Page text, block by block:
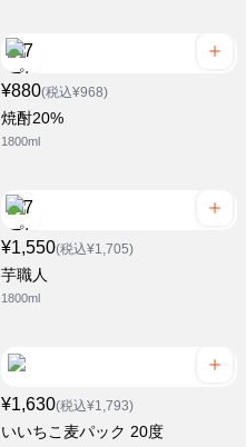
¥880(税込¥968)
焼酎20%
1800ml
¥1,550(税込¥1,705)
芋職人
1800ml
¥1,630(税込¥1,793)
いいちこ麦パック 20度